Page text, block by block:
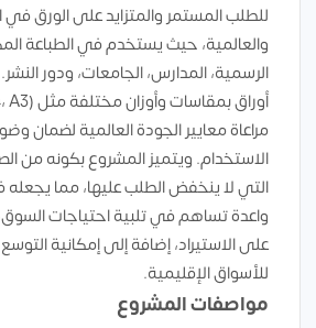
للطلب المستمر والمتزايد على الورق في
والعالمية، حيث يستخدم في الطباعة
الرسمية، المدارس، الجامعات، ودور
مراعاة معايير الجودة العالمية لضمان
الاستخدام. ويتميز المشروع بكونه من
التي لا ينخفض الطلب عليها، مما يجعله
واعدة تساهم في تلبية احتياجات
على الاستيراد، إضافة إلى إمكانية
للأسواق الإقليمية.
مواصفات المشروع